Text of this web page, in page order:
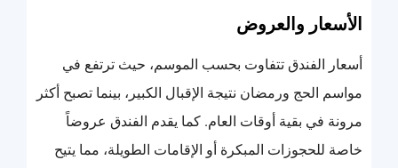
الأسعار والعروض
أسعار الفندق تتفاوت بحسب الموسم، حيث ترتفع في
مواسم الحج ورمضان نتيجة الإقبال الكبير، بينما تصبح أكثر
مرونة في بقية أوقات العام. كما يقدم الفندق عروضاً
خاصة للحجوزات المبكرة أو الإقامات الطويلة، مما يتيح